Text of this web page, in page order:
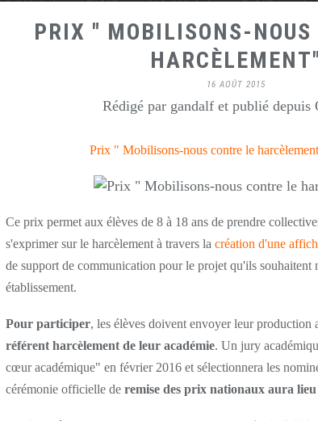
PRIX " MOBILISONS-NOUS
HARCÈLEMENT"
16 AOÛT 2015
Rédigé par gandalf et publié depuis
Prix " Mobilisons-nous contre le
Ce prix permet aux élèves de 8 à 18 ans de prendre
s'exprimer sur le harcèlement à travers la création d'une
de support de communication pour le projet qu'ils souhaitent
établissement.
Pour participer, les élèves doivent envoyer leur production
référent harcèlement de leur académie. Un jury
cœur académique" en février 2016 et sélectionnera les
cérémonie officielle de remise des prix nationaux aura